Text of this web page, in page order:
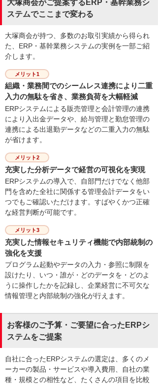
大塚商会がご提案するERP・基幹業務シ
ステムでここまで変わる
大塚商会が持つ、多数のお取引実績から得られ
た、ERP・基幹業務システムの実例を一部ご紹
介します。
メリット1
組織・業務間でのシームレス連携により二重
入力の無駄を省き、業務負荷を大幅軽減
ERPシステムによる販売管理と会計管理の連携
により入出金データや、給与管理と勤怠管理の
連携による出退勤データなどの二重入力の無駄
が省けます。
メリット2
充実した分析データで経営の可視化を実現
ERPシステムの導入で、自部門だけでなく他部
門を含めた全社に関係する管理会計データをい
つでもご確認いただけます。すばやくかつ正確
な経営判断が可能です。
メリット3
充実した情報セキュリティ機能で内部統制の
強化を支援
プログラム起動やデータの入力・参照に制限を
設けたり、いつ・誰が・どのデータを・どのよ
うに操作したかを記録し、企業経営に不可欠な
情報管理と内部統制の強化が行えます。
お客様のご予算・ご要望に合ったERPシ
ステムをご提案
自社に合ったERPシステムの選定は、多くのメ
ーカーの製品・サービスや導入費用、自社の業
種・規模との相性など、たくさんの項目を比較